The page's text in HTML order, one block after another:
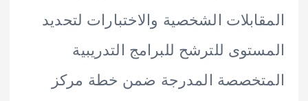
الشخصية والاختبارات لتحديد
للترشح للبرامج التدريبية
المدرجة ضمن خطة مركز